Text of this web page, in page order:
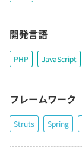
開発言語
PHP JavaScript
フレームワーク
Struts Spring